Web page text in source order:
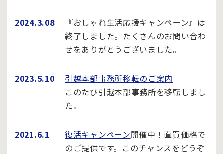
2024.3.08
『おしゃれ生活応援キャンペーン』は
終了しました。たくさんのお問い合わ
せをありがとうございました。
2023.5.10
引越本部事務所移転のご案内
このたび引越本部事務所を移転しまし
た。
2021.6.1 復活キャンペーン開催中！直買価格で
のご提供です。このチャンスをどうぞ